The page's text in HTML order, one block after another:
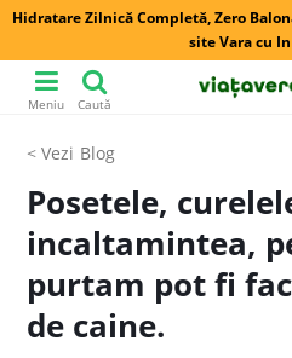
Hidratare Zilnică Completă, Zero
site Vara cu
Meniu Caută
Blog
Posetele,
incaltamintea,
purtam pot fi
de caine.